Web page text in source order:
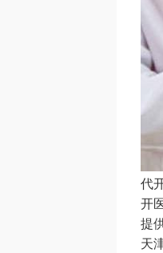
代
开
提
天